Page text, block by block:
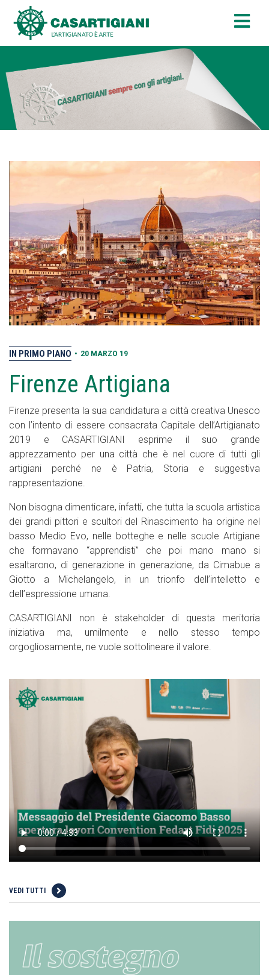
IN PRIMO PIANO • 20 MARZO 19
Firenze Artigiana
Firenze presenta la sua candidatura a città creativa Unesco
con l’intento di essere consacrata Capitale dell’Artigianato
2019 e CASARTIGIANI esprime il suo grande
apprezzamento per una città che è nel cuore di tutti gli
artigiani perché ne è Patria, Storia e suggestiva
rappresentazione.
Non bisogna dimenticare, infatti, che tutta la scuola artistica
dei grandi pittori e scultori del Rinascimento ha origine nel
basso Medio Evo, nelle botteghe e nelle scuole Artigiane
che formavano “apprendisti” che poi mano mano si
esaltarono, di generazione in generazione, da Cimabue a
Giotto a Michelangelo, in un trionfo dell’intelletto e
dell’espressione umana.
CASARTIGIANI non è stakeholder di questa meritoria
iniziativa ma, umilmente e nello stesso tempo
orgogliosamente, ne vuole sottolineare il valore.
VEDI TUTTI